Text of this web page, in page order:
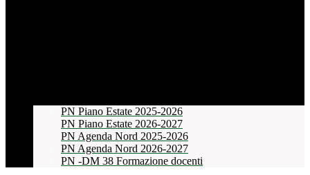
PN Piano Estate 2025-2026
PN Piano Estate 2026-2027
PN Agenda Nord 2025-2026
PN Agenda Nord 2026-2027
PN -DM 38 Formazione docenti